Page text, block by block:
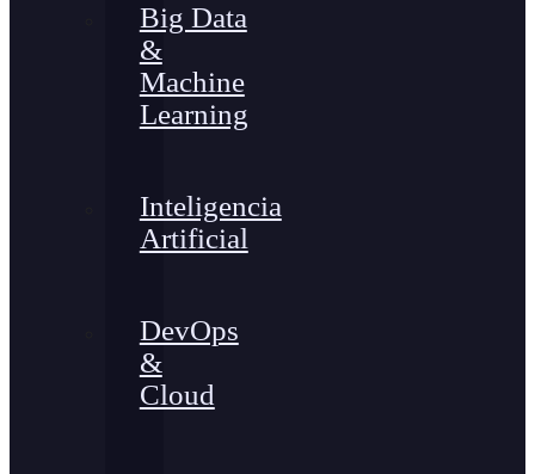
Big Data
&
Machine
Learning
Inteligencia
Artificial
DevOps
&
Cloud